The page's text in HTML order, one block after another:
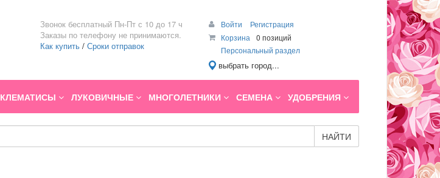
Звонок бесплатный Пн-Пт с 10 до 17 ч
Заказы по телефону не принимаются.
Как купить / Сроки отправок
Войти
Регистрация
Корзина
0 позиций
Персональный раздел
выбрать город...
КЛЕМАТИСЫ ЛУКОВИЧНЫЕ МНОГОЛЕТНИКИ СЕМЕНА УДОБРЕНИЯ
НАЙТИ